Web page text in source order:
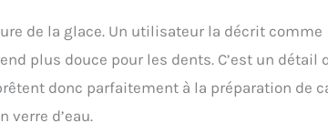
de la glace. Un utilisateur la décrit comme
plus douce pour les dents. C’est un détail
donc parfaitement à la préparation de
d’eau.